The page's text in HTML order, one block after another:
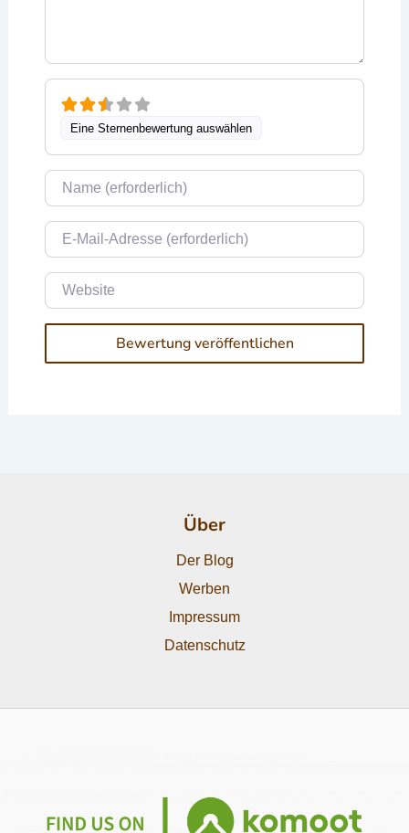
Eine Sternenbewertung auswählen
Name
E-Mail
Website
Über
Der Blog
Werben
Impressum
Datenschutz